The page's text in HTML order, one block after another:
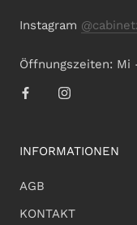
Instagram
Öffnungszeiten: Mi
INFORMATIONEN
AGB
KONTAKT